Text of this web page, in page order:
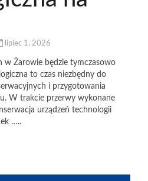
lipiec 1, 2026
w Żarowie będzie tymczasowo
to czas niezbędny do
i przygotowania
W trakcie przerwy wykonane
urządzeń technologii
…..